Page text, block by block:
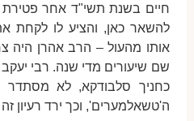
חיים בשנת תשי"ד אחר
להשאר כאן, והציע לו לקחת
אותו מהעול – הרב אהרן היה
שם שיעורים מדי שנה. רבי
כחניך סלבודקא, לא מסתדר
ה'טשאלמערים', וכך ירד רעיון